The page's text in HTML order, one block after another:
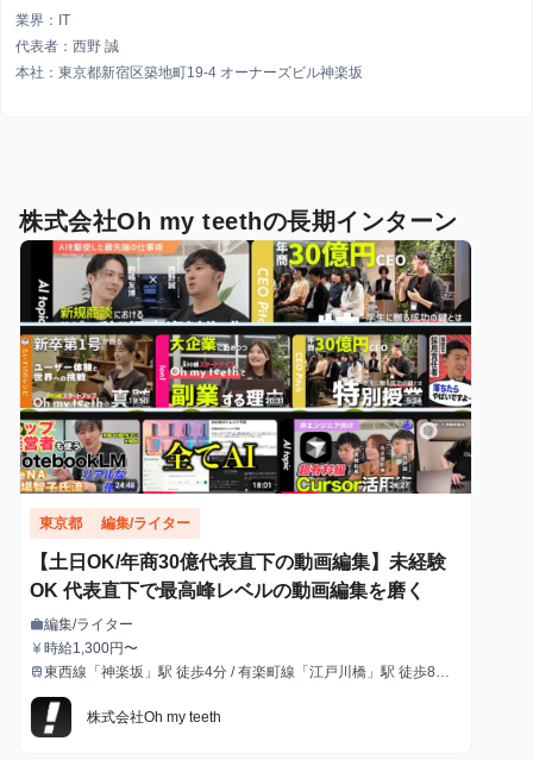
業界：IT
代表者：西野 誠
本社：東京都新宿区築地町19-4 オーナーズビル神楽坂
株式会社Oh my teethの長期インターン
東京都 編集/ライター
【土日OK/年商30億代表直下の動画編集】未経験
OK 代表直下で最高峰レベルの動画編集を磨く
職種
work編集/ライター
給与
currency_yen 時給1,300円〜
最寄駅
train東西線「神楽坂」駅 徒歩4分 / 有楽町線「江戸川橋」駅 徒歩8分 /
株式会社Oh my teeth